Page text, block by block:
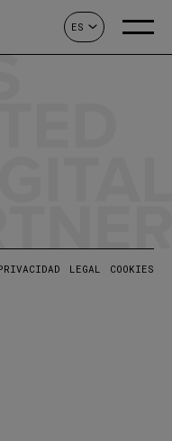
ES
LEGAL COOKIES